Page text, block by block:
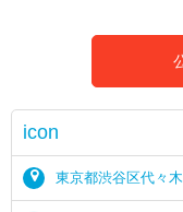
icon
東京都渋谷区代々